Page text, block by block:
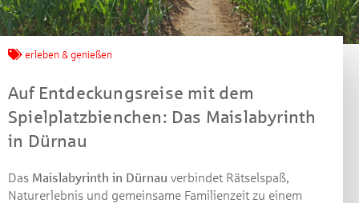
erleben & genießen
Auf Entdeckungsreise mit dem
Spielplatzbienchen: Das Maislabyrinth
in Dürnau
Das Maislabyrinth in Dürnau verbindet Rätselspaß,
Naturerlebnis und gemeinsame Familienzeit zu einem